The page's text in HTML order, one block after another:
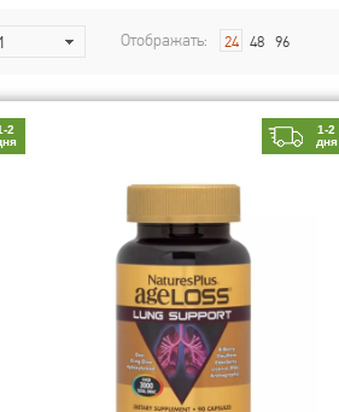
Отображать: 24 48 96
2
1-2
дня